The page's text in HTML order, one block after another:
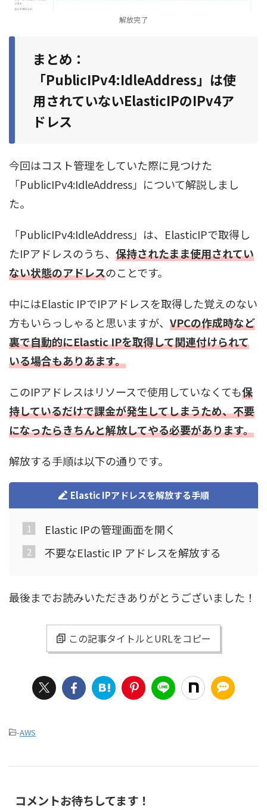
解放完了
まとめ：
「PublicIPv4:IdleAddress」は使
用されていないElasticIPのIPv4ア
ドレス
今回はコスト管理をしていた際に見つけた
「PublicIPv4:IdleAddress」について解説しまし
た。
「PublicIPv4:IdleAddress」は、ElasticIPで取得し
たIPアドレスのうち、 保持されたまま使用されてい
ない状態のアドレスのことです。
中にはElastic IPでIPアドレスを取得した覚えのない
方もいらっしゃると思いますが、 VPCの作成時など
裏で自動的にElastic IPを取得して関連付けられて
いる場合もありあます。
このIPアドレスはリソースで使用していなくても保
持しているだけで課金が発生してしまうため、不要
になったらきちんと解放してやる必要があります。
解放する手順は以下の通りです。
Elastic IPアドレスを解放する手順
Elastic IPの管理画面を開く
不要なElastic IP アドレスを解放する
最後までお読みいただきありがとうございました！
この記事タイトルとURLをコピー
-AWS
コメントお待ちしてます！